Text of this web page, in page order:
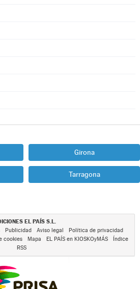
Girona
Tarragona
EL PAÍS S.L.
Publicidad Aviso legal
Política de privacidad
cookies Mapa EL PAÍS en KIOSKOyMÁS
Índice
RSS